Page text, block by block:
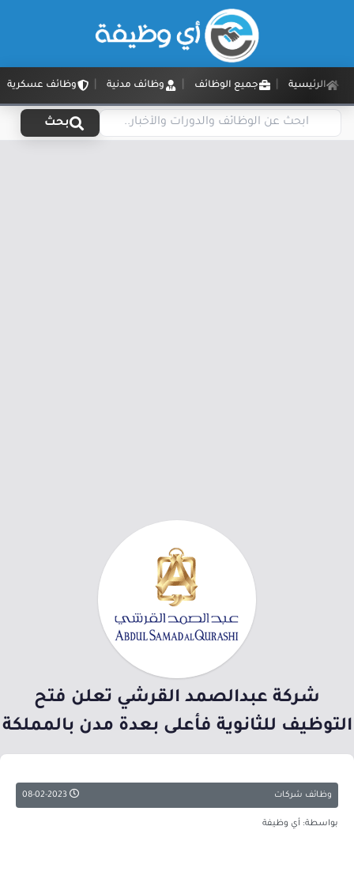
الرئيسية جميع الوظائف وظائف مدنية وظائف عسكرية
بحث
شركة عبدالصمد القرشي تعلن فتح
التوظيف للثانوية فأعلى بعدة مدن بالمملكة
وظائف شركات
بواسطة: أي وظيفة